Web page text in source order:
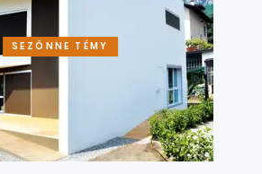
SEZÓNNE TÉMY